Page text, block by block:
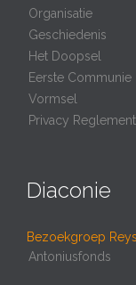
Organisatie
Geschiedenis
Het Doopsel
Eerste Communie
Vormsel
Privacy Reglement
Diaconie
Bezoekgroep
Antoniusfonds